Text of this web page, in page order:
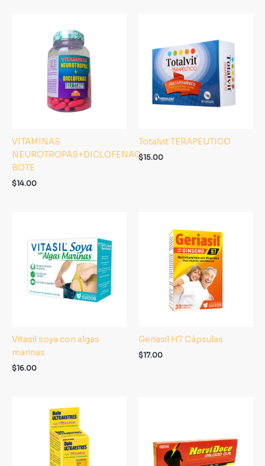
VITAMINAS
NEUROTROPAS+DICLOFENAC
BOTE
$14.00
Totalvit TERAPEUTICO
$15.00
Vitasil soya con algas
marinas
$16.00
Geriasil H7 Cápsulas
$17.00